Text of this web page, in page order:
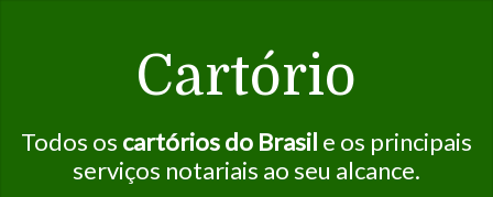
Cartório
Todos os cartórios do Brasil e os principais
serviços notariais ao seu alcance.